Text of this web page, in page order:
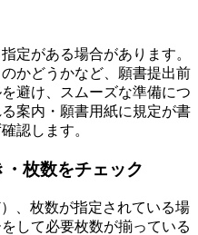
定がある場合があります。
かどうかなど、願書提出前
避け、スムーズな準備につ
案内・願書用紙に規定が書
認します。
枚数をチェック
、枚数が指定されている場
して必要枚数が揃っている